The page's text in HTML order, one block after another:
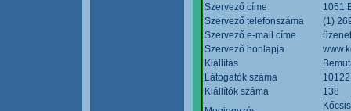
Szervező címe
1051
Szervező telefonszáma
(1)
Szervező e-mail címe
Szervező honlapja
Kiállítás
Látogatók száma
10122
Kiállítók száma
138